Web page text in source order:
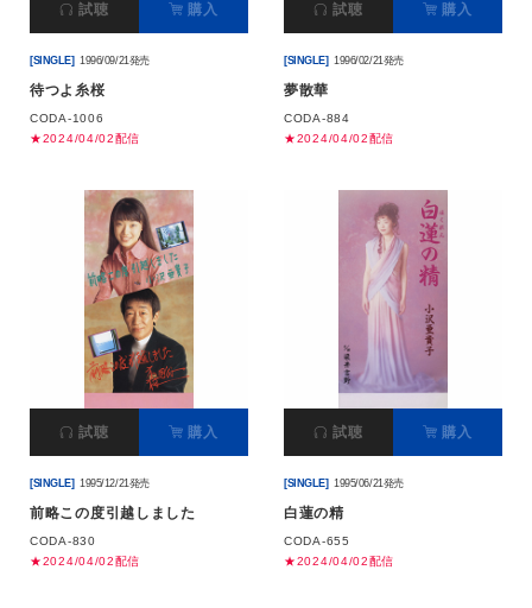
試聴 購入
[SINGLE] 1996/09/21発売
待つよ糸桜
CODA-1006
★2024/04/02配信
試聴 購入
[SINGLE] 1996/02/21発売
夢散華
CODA-884
★2024/04/02配信
試聴 購入
[SINGLE] 1995/12/21発売
前略この度引越しました
CODA-830
★2024/04/02配信
試聴 購入
[SINGLE] 1995/06/21発売
白蓮の精
CODA-655
★2024/04/02配信